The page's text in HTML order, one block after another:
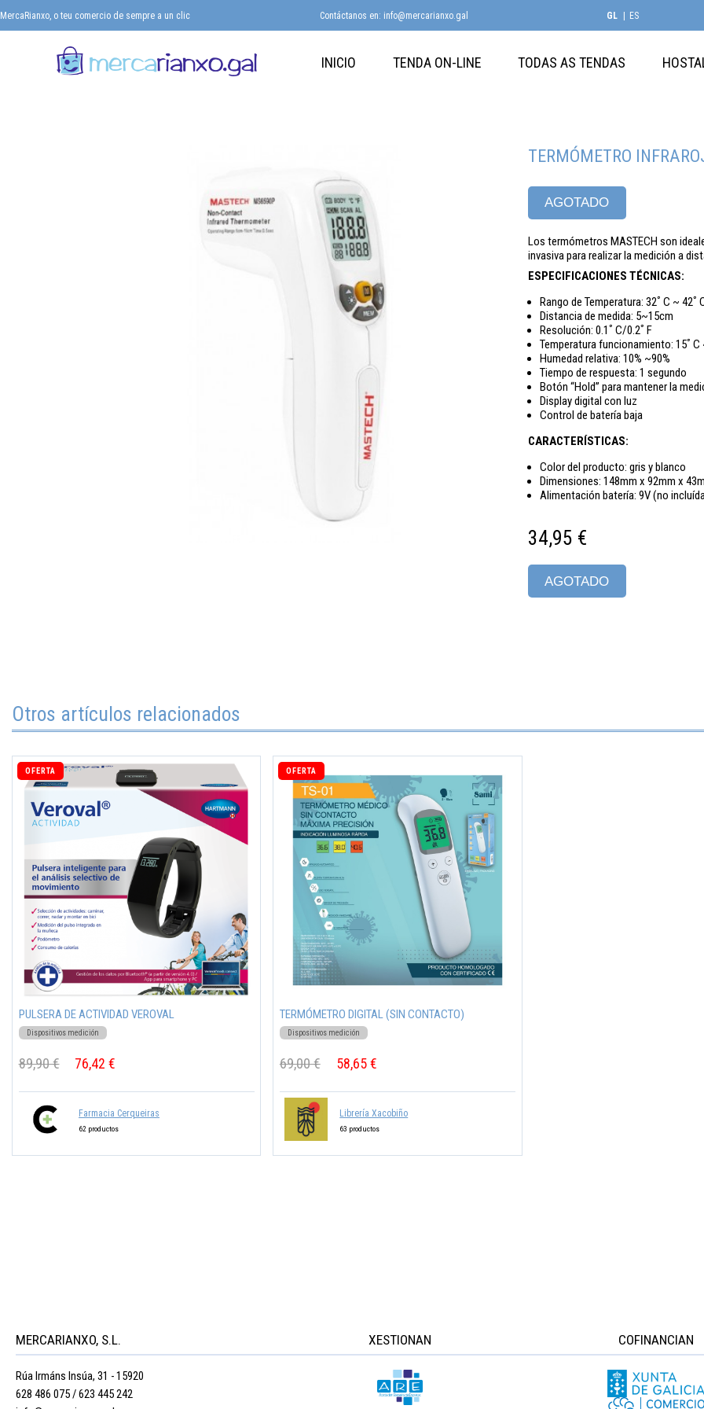
MercaRianxo, o teu comercio de sempre a un clic Contáctanos en: info@mercarianxo.gal GL ES
INICIO TENDA ON-LINE TODAS AS TENDAS
TERMÓMETRO
AGOTADO
Los termómetros MASTECH son
invasiva para realizar la medición a
ESPECIFICACIONES TÉCNICAS:
Rango de Temperatura: 32ﾟC ~ 42
Distancia de medida: 5~15cm
Resolución: 0.1ﾟC/0.2ﾟF
Temperatura funcionamiento: 15ﾟC
Humedad relativa: 10% ~90%
Tiempo de respuesta: 1 segundo
Botón “Hold” para mantener la
Display digital con luz
Control de batería baja
CARACTERÍSTICAS:
Color del producto: gris y blanco
Dimensiones: 148mm x 92mm x
Alimentación batería: 9V (no
34,95 €
AGOTADO
Otros artículos relacionados
OFERTA
PULSERA DE ACTIVIDAD VEROVAL
Dispositivos medición
89,90 € 76,42 €
Farmacia Cerqueiras
62 productos
OFERTA
TERMÓMETRO DIGITAL (SIN CONTACTO)
Dispositivos medición
69,00 € 58,65 €
Librería Xacobiño
63 productos
MERCARIANXO, S.L.
Rúa Irmáns Insúa, 31 - 15920
628 486 075 / 623 445 242
XESTIONAN COFINANCIAN